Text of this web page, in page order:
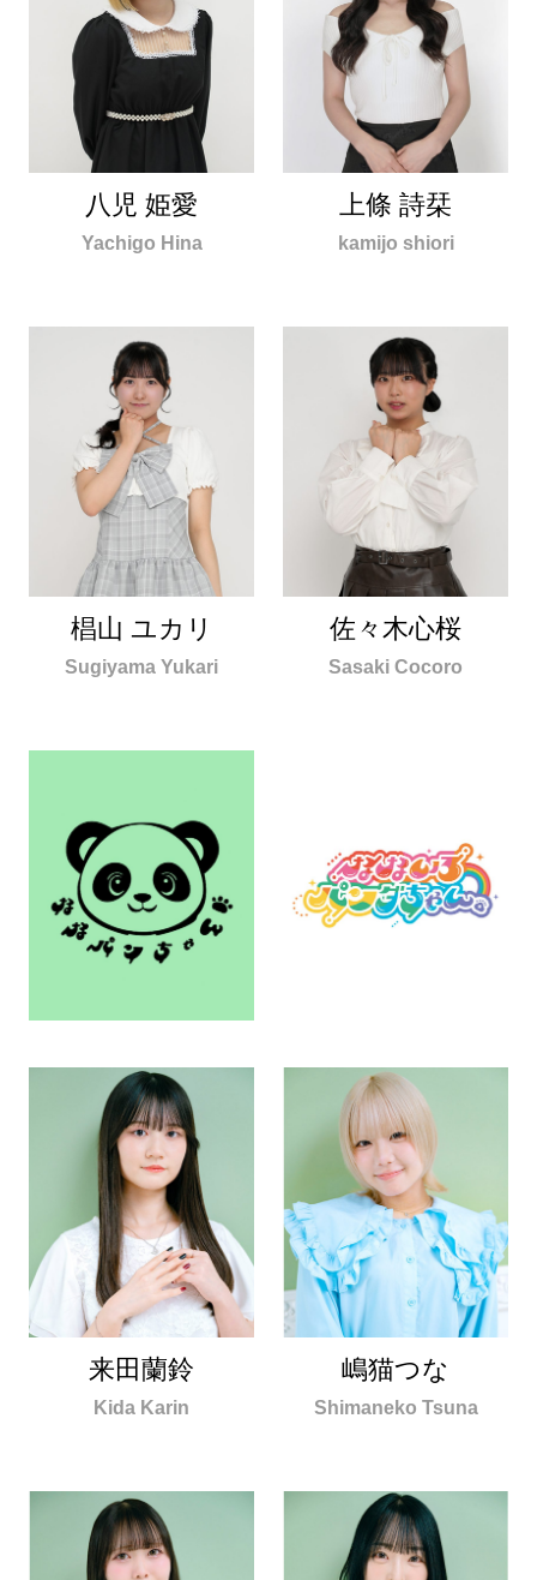
八児 姫愛
Yachigo Hina
上條 詩栞
kamijo shiori
椙山 ユカリ
Sugiyama Yukari
佐々木心桜
Sasaki Cocoro
来田蘭鈴
Kida Karin
嶋猫つな
Shimaneko Tsuna